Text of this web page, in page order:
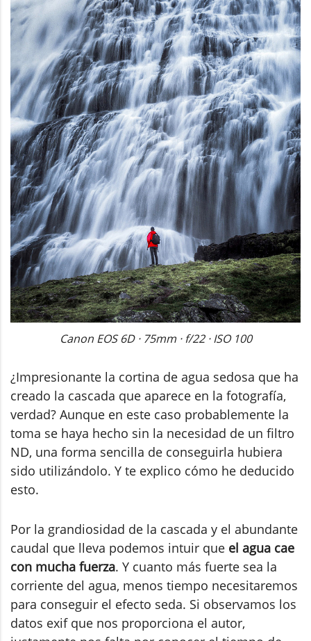
Canon EOS 6D · 75mm · f/22 · ISO 100
¿Impresionante la cortina de agua sedosa que ha
creado la cascada que aparece en la fotografía,
verdad? Aunque en este caso probablemente la
toma se haya hecho sin la necesidad de un filtro
ND, una forma sencilla de conseguirla hubiera
sido utilizándolo. Y te explico cómo he deducido
esto.
Por la grandiosidad de la cascada y el abundante
caudal que lleva podemos intuir que el agua cae
con mucha fuerza. Y cuanto más fuerte sea la
corriente del agua, menos tiempo necesitaremos
para conseguir el efecto seda. Si observamos los
datos exif que nos proporciona el autor,